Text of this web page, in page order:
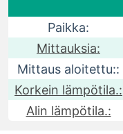
Paikka:
Mittauksia:
Mittaus aloitettu::
Korkein lämpötila.:
Alin lämpötila.: